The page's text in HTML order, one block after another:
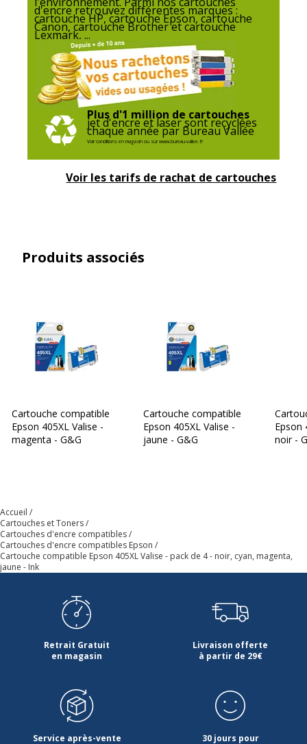
d'encre retrouvez différentes marques :
cartouche HP, cartouche Epson, cartouche
Canon, cartouche Brother et cartouche
Lexmark, ...
Plus d'1 million de cartouches
jet d'encre et laser sont recyclées
chaque année par Bureau Vallée
Voir conditions en magasin ou sur www.bureau-vallee.fr
Voir les tarifs de rachat de cartouches
Produits associés
Cartouche compatible
Epson 405XL Valise -
magenta - G&G
Cartouche compatible
Epson 405XL Valise -
jaune - G&G
Epson
noir -
Accueil
Cartouches et Toners
Cartouches d'encre compatibles
Cartouches d'encre compatibles Epson
Cartouche compatible Epson 405XL Valise - pack de 4 - noir, cyan, magenta,
jaune - Ink
Retrait Gratuit
en magasin
Livraison offerte
à partir de 29€
Service après-vente
30 jours pour